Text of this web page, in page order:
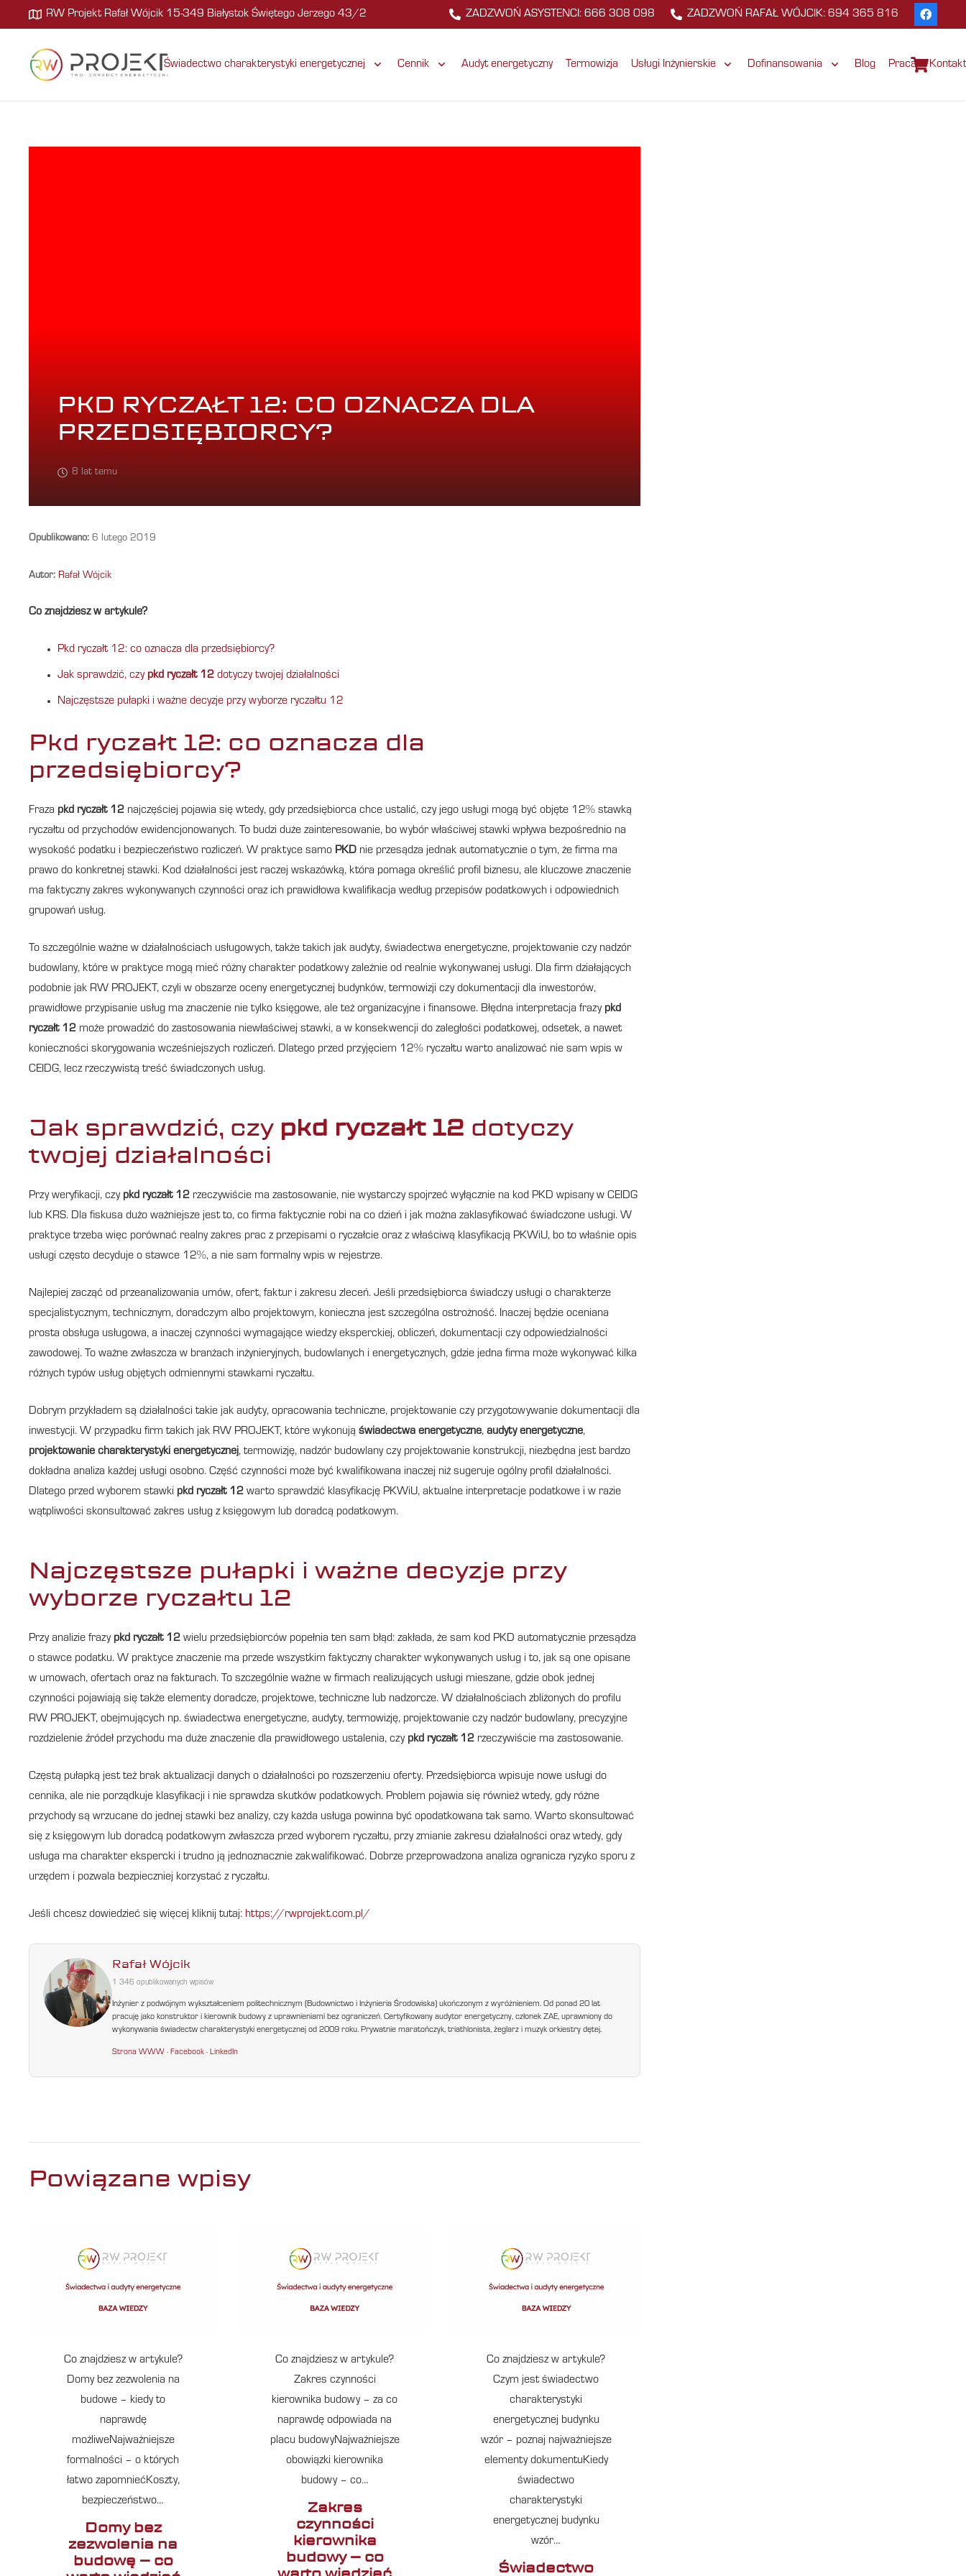
RW Projekt Rafał Wójcik 15-349 Białystok Świętego Jerzego 43/2 ZADZWOŃ ASYSTENCI: 666 308 098 ZADZWOŃ RAFAŁ WÓJCIK: 694 365 816
Świadectwo charakterystyki energetycznej Cennik Audyt energetyczny Termowizja Usługi Inżynierskie Dofinansowania Blog Praca Kontakt
PKD RYCZAŁT 12: CO OZNACZA DLA
PRZEDSIĘBIORCY?
8 lat temu
Opublikowano: 6 lutego 2019
Autor: Rafał Wójcik
Co znajdziesz w artykule?
Pkd ryczałt 12: co oznacza dla przedsiębiorcy?
Jak sprawdzić, czy pkd ryczałt 12 dotyczy twojej działalności
Najczęstsze pułapki i ważne decyzje przy wyborze ryczałtu 12
Pkd ryczałt 12: co oznacza dla
przedsiębiorcy?
Fraza pkd ryczałt 12 najczęściej pojawia się wtedy, gdy przedsiębiorca chce ustalić, czy jego usługi mogą być objęte 12% stawką
ryczałtu od przychodów ewidencjonowanych. To budzi duże zainteresowanie, bo wybór właściwej stawki wpływa bezpośrednio na
wysokość podatku i bezpieczeństwo rozliczeń. W praktyce samo PKD nie przesądza jednak automatycznie o tym, że firma ma
prawo do konkretnej stawki. Kod działalności jest raczej wskazówką, która pomaga określić profil biznesu, ale kluczowe znaczenie
ma faktyczny zakres wykonywanych czynności oraz ich prawidłowa kwalifikacja według przepisów podatkowych i odpowiednich
grupowań usług.
To szczególnie ważne w działalnościach usługowych, także takich jak audyty, świadectwa energetyczne, projektowanie czy nadzór
budowlany, które w praktyce mogą mieć różny charakter podatkowy zależnie od realnie wykonywanej usługi. Dla firm działających
podobnie jak RW PROJEKT, czyli w obszarze oceny energetycznej budynków, termowizji czy dokumentacji dla inwestorów,
prawidłowe przypisanie usług ma znaczenie nie tylko księgowe, ale też organizacyjne i finansowe. Błędna interpretacja frazy pkd
ryczałt 12 może prowadzić do zastosowania niewłaściwej stawki, a w konsekwencji do zaległości podatkowej, odsetek, a nawet
konieczności skorygowania wcześniejszych rozliczeń. Dlatego przed przyjęciem 12% ryczałtu warto analizować nie sam wpis w
CEIDG, lecz rzeczywistą treść świadczonych usług.
Jak sprawdzić, czy pkd ryczałt 12 dotyczy
twojej działalności
Przy weryfikacji, czy pkd ryczałt 12 rzeczywiście ma zastosowanie, nie wystarczy spojrzeć wyłącznie na kod PKD wpisany w CEIDG
lub KRS. Dla fiskusa dużo ważniejsze jest to, co firma faktycznie robi na co dzień i jak można zaklasyfikować świadczone usługi. W
praktyce trzeba więc porównać realny zakres prac z przepisami o ryczałcie oraz z właściwą klasyfikacją PKWiU, bo to właśnie opis
usługi często decyduje o stawce 12%, a nie sam formalny wpis w rejestrze.
Najlepiej zacząć od przeanalizowania umów, ofert, faktur i zakresu zleceń. Jeśli przedsiębiorca świadczy usługi o charakterze
specjalistycznym, technicznym, doradczym albo projektowym, konieczna jest szczególna ostrożność. Inaczej będzie oceniana
prosta obsługa usługowa, a inaczej czynności wymagające wiedzy eksperckiej, obliczeń, dokumentacji czy odpowiedzialności
zawodowej. To ważne zwłaszcza w branżach inżynieryjnych, budowlanych i energetycznych, gdzie jedna firma może wykonywać kilka
różnych typów usług objętych odmiennymi stawkami ryczałtu.
Dobrym przykładem są działalności takie jak audyty, opracowania techniczne, projektowanie czy przygotowywanie dokumentacji dla
inwestycji. W przypadku firm takich jak RW PROJEKT, które wykonują świadectwa energetyczne, audyty energetyczne,
projektowanie charakterystyki energetycznej, termowizję, nadzór budowlany czy projektowanie konstrukcji, niezbędna jest bardzo
dokładna analiza każdej usługi osobno. Część czynności może być kwalifikowana inaczej niż sugeruje ogólny profil działalności.
Dlatego przed wyborem stawki pkd ryczałt 12 warto sprawdzić klasyfikację PKWiU, aktualne interpretacje podatkowe i w razie
wątpliwości skonsultować zakres usług z księgowym lub doradcą podatkowym.
Najczęstsze pułapki i ważne decyzje przy
wyborze ryczałtu 12
Przy analizie frazy pkd ryczałt 12 wielu przedsiębiorców popełnia ten sam błąd: zakłada, że sam kod PKD automatycznie przesądza
o stawce podatku. W praktyce znaczenie ma przede wszystkim faktyczny charakter wykonywanych usług i to, jak są one opisane
w umowach, ofertach oraz na fakturach. To szczególnie ważne w firmach realizujących usługi mieszane, gdzie obok jednej
czynności pojawiają się także elementy doradcze, projektowe, techniczne lub nadzorcze. W działalnościach zbliżonych do profilu
RW PROJEKT, obejmujących np. świadectwa energetyczne, audyty, termowizję, projektowanie czy nadzór budowlany, precyzyjne
rozdzielenie źródeł przychodu ma duże znaczenie dla prawidłowego ustalenia, czy pkd ryczałt 12 rzeczywiście ma zastosowanie.
Częstą pułapką jest też brak aktualizacji danych o działalności po rozszerzeniu oferty. Przedsiębiorca wpisuje nowe usługi do
cennika, ale nie porządkuje klasyfikacji i nie sprawdza skutków podatkowych. Problem pojawia się również wtedy, gdy różne
przychody są wrzucane do jednej stawki bez analizy, czy każda usługa powinna być opodatkowana tak samo. Warto skonsultować
się z księgowym lub doradcą podatkowym zwłaszcza przed wyborem ryczałtu, przy zmianie zakresu działalności oraz wtedy, gdy
usługa ma charakter ekspercki i trudno ją jednoznacznie zakwalifikować. Dobrze przeprowadzona analiza ogranicza ryzyko sporu z
urzędem i pozwala bezpieczniej korzystać z ryczałtu.
Jeśli chcesz dowiedzieć się więcej kliknij tutaj: https://rwprojekt.com.pl/
Rafał Wójcik
1 346 opublikowanych wpisów
Inżynier z podwójnym wykształceniem politechnicznym (Budownictwo i Inżynieria Środowiska) ukończonym z wyróżnieniem. Od ponad 20 lat
pracuję jako konstruktor i kierownik budowy z uprawnieniami bez ograniczeń. Certyfikowany audytor energetyczny, członek ZAE, uprawniony do
wykonywania świadectw charakterystyki energetycznej od 2009 roku. Prywatnie maratończyk, triathlonista, żeglarz i muzyk orkiestry dętej.
Strona WWW ·Facebook ·LinkedIn
Powiązane wpisy
Co znajdziesz w artykule?
Domy bez zezwolenia na
budowe – kiedy to
naprawdę
możliweNajważniejsze
formalności – o których
łatwo zapomniećKoszty,
bezpieczeństwo…
Domy bez
zezwolenia na
budowę – co
Co znajdziesz w artykule?
Zakres czynności
kierownika budowy – za co
naprawdę odpowiada na
placu budowyNajważniejsze
obowiązki kierownika
budowy – co…
Zakres
czynności
kierownika
budowy – co
Co znajdziesz w artykule?
Czym jest świadectwo
charakterystyki
energetycznej budynku
wzór – poznaj najważniejsze
elementy dokumentuKiedy
świadectwo
charakterystyki
energetycznej budynku
wzór…
Świadectwo